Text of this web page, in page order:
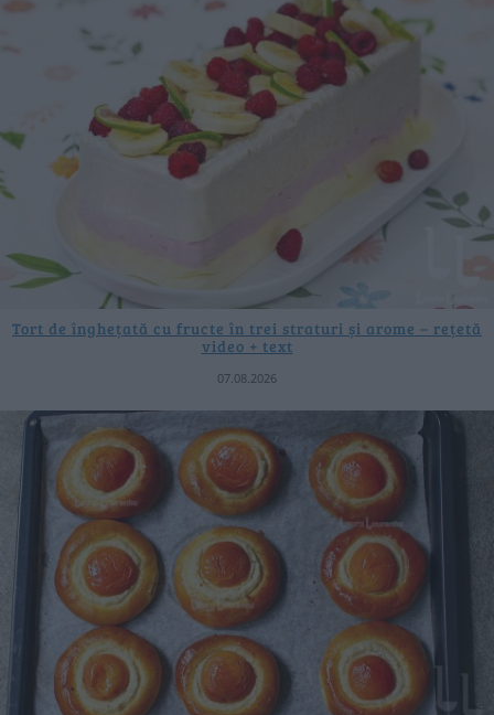
Tort de înghețată cu fructe în trei straturi și arome – rețetă
video + text
07.08.2026